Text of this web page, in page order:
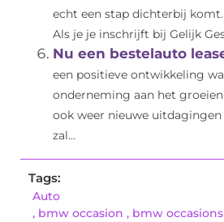
echt een stap dichterbij
Als je je inschrijft bij Gelijk
Nu een bestelauto
een positieve ontwikkeling
onderneming aan het
ook weer nieuwe
zal...
Tags:
Auto
, bmw occasion , bmw occasions